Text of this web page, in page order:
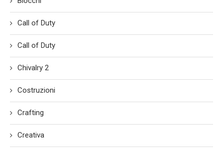
Call of Duty
Call of Duty
Chivalry 2
Costruzioni
Crafting
Creativa